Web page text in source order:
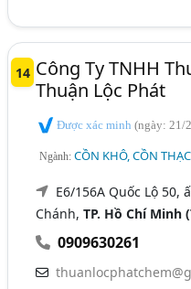
14 Công Ty TNHH
Thuận Lộc Phát
Được xác minh(ngày: 21/
Ngành:CỒN KHÔ, CỒN
E6/156A Quốc Lộ 50,
Chánh,TP. Hồ Chí Minh
0909630261